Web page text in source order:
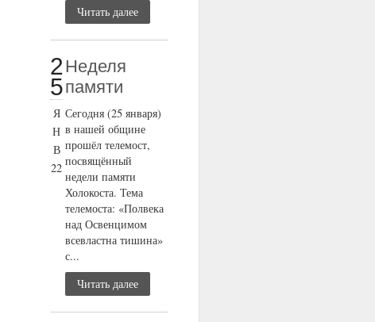
Читать далее
2
5
Я
Н
В
22
Неделя
памяти
Сегодня (25 января)
в нашей общине
прошёл телемост,
посвящённый
недели памяти
Холокоста. Тема
телемоста: «Полвека
над Освенцимом
всевластна тишина»
с...
Читать далее